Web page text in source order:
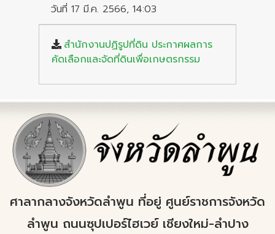
วันที่ 17 มี.ค. 2566, 14:03
สำนักงานปฏิรูปที่ดิน ประกาศผลการ
คัดเลือกและจัดที่ดินเพื่อเกษตรกรรม
ศาลากลางจังหวัดลำพูน ที่อยู่ ศูนย์ราชการจังหวัด
ลำพูน ถนนซุปเปอร์ไฮเวย์ เชียงใหม่-ลำปาง